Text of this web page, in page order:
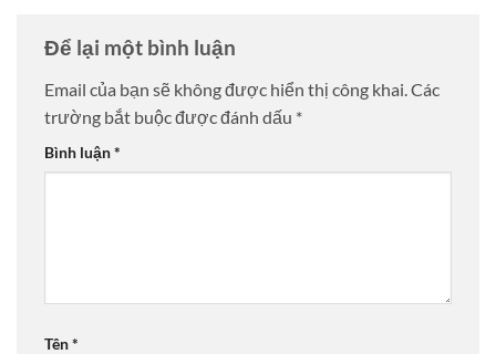
Để lại một bình luận
Email của bạn sẽ không được hiển thị công khai.Các
trường bắt buộc được đánh dấu *
Bình luận*
Tên*